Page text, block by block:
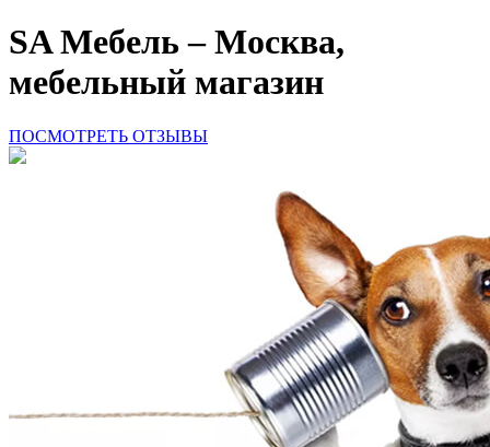
SA Мебель – Москва,
мебельный магазин
ПОСМОТРЕТЬ ОТЗЫВЫ